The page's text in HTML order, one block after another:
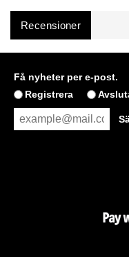
Recensioner
Få nyheter per e-post.
Registrera